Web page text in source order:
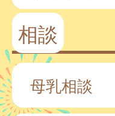
相談
母乳相談